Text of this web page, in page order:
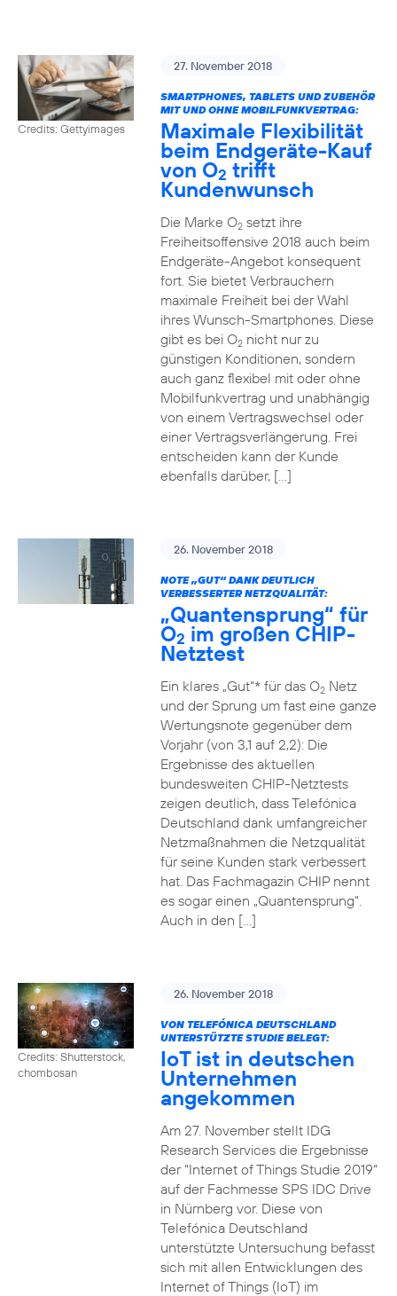
Credits: Gettyimages
27. November 2018
SMARTPHONES, TABLETS UND ZUBEHÖR
MIT UND OHNE MOBILFUNKVERTRAG:
Maximale Flexibilität
beim Endgeräte-Kauf
von O2 trifft
Kundenwunsch
Die Marke O2setzt ihre
Freiheitsoffensive 2018 auch beim
Endgeräte-Angebot konsequent
fort. Sie bietet Verbrauchern
maximale Freiheit bei der Wahl
ihres Wunsch-Smartphones. Diese
gibt es bei O2nicht nur zu
günstigen Konditionen, sondern
auch ganz flexibel mit oder ohne
Mobilfunkvertrag und unabhängig
von einem Vertragswechsel oder
einer Vertragsverlängerung. Frei
entscheiden kann der Kunde
ebenfalls darüber, […]
26. November 2018
NOTE „GUT“ DANK DEUTLICH
VERBESSERTER NETZQUALITÄT:
„Quantensprung“ für
O2 im großen CHIP-
Netztest
Ein klares „Gut“* für das O2Netz
und der Sprung um fast eine ganze
Wertungsnote gegenüber dem
Vorjahr (von 3,1 auf 2,2): Die
Ergebnisse des aktuellen
bundesweiten CHIP-Netztests
zeigen deutlich, dass Telefónica
Deutschland dank umfangreicher
Netzmaßnahmen die Netzqualität
für seine Kunden stark verbessert
hat. Das Fachmagazin CHIP nennt
es sogar einen „Quantensprung“.
Auch in den […]
Credits: Shutterstock,
chombosan
26. November 2018
VON TELEFÓNICA DEUTSCHLAND
UNTERSTÜTZTE STUDIE BELEGT:
IoT ist in deutschen
Unternehmen
angekommen
Am 27. November stellt IDG
Research Services die Ergebnisse
der “Internet of Things Studie 2019“
auf der Fachmesse SPS IDC Drive
in Nürnberg vor. Diese von
Telefónica Deutschland
unterstützte Untersuchung befasst
sich mit allen Entwicklungen des
Internet of Things (IoT) im